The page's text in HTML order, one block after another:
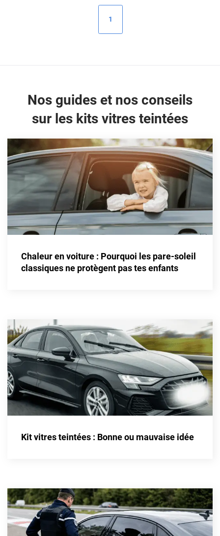
Skoda
Tesla
Toyota
Volkswagen
Alfa Romeo
Aston Martin
Buick
Byd
Cadillac
Changan
Chevrolet
Chrysler
Dacia
Daewoo
Daihatsu
1
Nos guides et nos conseils
sur les kits vitres teintées
Chaleur en voiture : Pourquoi les pare-soleil
classiques ne protègent pas tes enfants
Kit vitres teintées : Bonne ou mauvaise idée